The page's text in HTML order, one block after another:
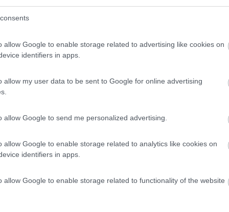
allow Google to enable storage related to advertising like cookies on
identifiers in apps.
allow my user data to be sent to Google for online advertising
allow Google to send me personalized advertising.
allow Google to enable storage related to analytics like cookies on
identifiers in apps.
allow Google to enable storage related to functionality of the website
Neustadt-Orla - 32.3km
20B
8
su mattonato e asfalto, 6 posti delimitati e in ...
Triebes - 34.5km